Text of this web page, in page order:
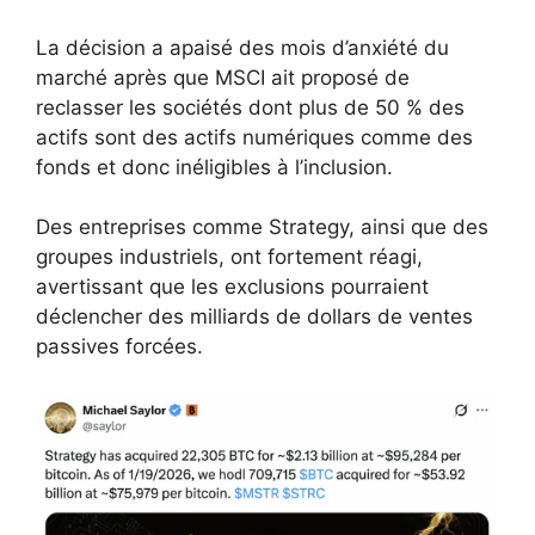
La décision a apaisé des mois d’anxiété du
marché après que MSCI ait proposé de
reclasser les sociétés dont plus de 50 % des
actifs sont des actifs numériques comme des
fonds et donc inéligibles à l’inclusion.
Des entreprises comme Strategy, ainsi que des
groupes industriels, ont fortement réagi,
avertissant que les exclusions pourraient
déclencher des milliards de dollars de ventes
passives forcées.